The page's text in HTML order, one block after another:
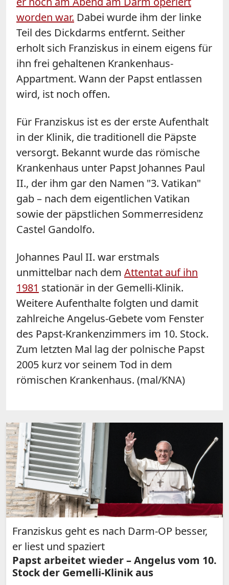
worden war. Dabei wurde ihm der linke
Teil des Dickdarms entfernt. Seither
erholt sich Franziskus in einem eigens für
ihn frei gehaltenen Krankenhaus-
Appartment. Wann der Papst entlassen
wird, ist noch offen.
Für Franziskus ist es der erste Aufenthalt
in der Klinik, die traditionell die Päpste
versorgt. Bekannt wurde das römische
Krankenhaus unter Papst Johannes Paul
II., der ihm gar den Namen "3. Vatikan"
gab – nach dem eigentlichen Vatikan
sowie der päpstlichen Sommerresidenz
Castel Gandolfo.
Johannes Paul II. war erstmals
unmittelbar nach dem Attentat auf ihn
1981 stationär in der Gemelli-Klinik.
Weitere Aufenthalte folgten und damit
zahlreiche Angelus-Gebete vom Fenster
des Papst-Krankenzimmers im 10. Stock.
Zum letzten Mal lag der polnische Papst
2005 kurz vor seinem Tod in dem
römischen Krankenhaus. (mal/KNA)
Franziskus geht es nach Darm-OP besser,
er liest und spaziert
Papst arbeitet wieder – Angelus vom 10.
Stock der Gemelli-Klinik aus